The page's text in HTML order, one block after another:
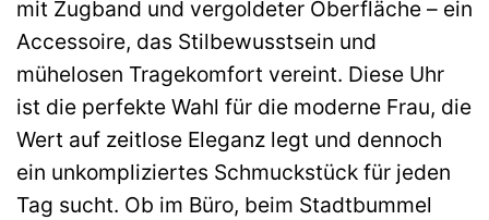
mit Zugband und vergoldeter Oberfläche – ein
Accessoire, das Stilbewusstsein und
mühelosen Tragekomfort vereint. Diese Uhr
ist die perfekte Wahl für die moderne Frau, die
Wert auf zeitlose Eleganz legt und dennoch
ein unkompliziertes Schmuckstück für jeden
Tag sucht. Ob im Büro, beim Stadtbummel